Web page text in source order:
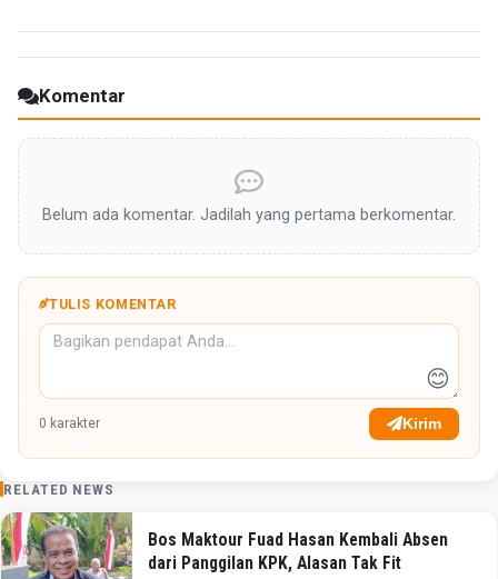
Komentar
Belum ada komentar. Jadilah yang pertama berkomentar.
TULIS KOMENTAR
😊
0 karakter Kirim
RELATED NEWS
Bos Maktour Fuad Hasan Kembali Absen
dari Panggilan KPK, Alasan Tak Fit